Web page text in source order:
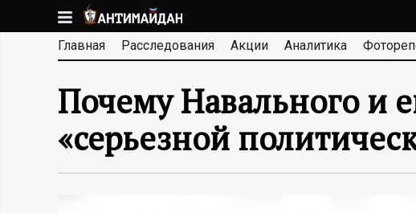
к
основномуА
Н
Т
И
Главная Расследования Акции Аналитика
Почему Навального и
«серьезной